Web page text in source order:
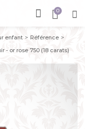
enfant
Référence
- or rose 750 (18 carats)